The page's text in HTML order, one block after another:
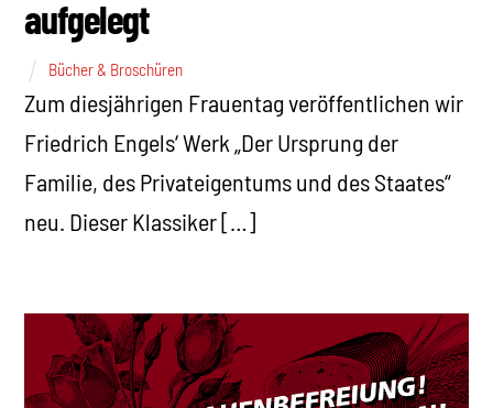
aufgelegt
Bücher & Broschüren
Zum diesjährigen Frauentag veröffentlichen wir
Friedrich Engels‘ Werk „Der Ursprung der
Familie, des Privateigentums und des Staates“
neu. Dieser Klassiker […]